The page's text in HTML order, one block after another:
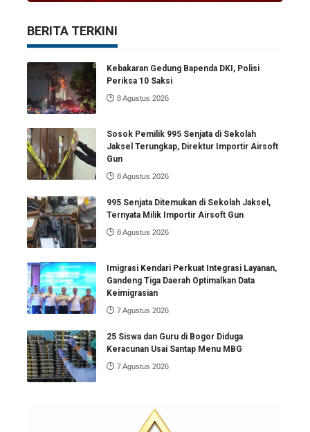
BERITA TERKINI
Kebakaran Gedung Bapenda DKI, Polisi
Periksa 10 Saksi
8 Agustus 2026
Sosok Pemilik 995 Senjata di Sekolah
Jaksel Terungkap, Direktur Importir Airsoft
Gun
8 Agustus 2026
995 Senjata Ditemukan di Sekolah Jaksel,
Ternyata Milik Importir Airsoft Gun
8 Agustus 2026
Imigrasi Kendari Perkuat Integrasi Layanan,
Gandeng Tiga Daerah Optimalkan Data
Keimigrasian
7 Agustus 2026
25 Siswa dan Guru di Bogor Diduga
Keracunan Usai Santap Menu MBG
7 Agustus 2026